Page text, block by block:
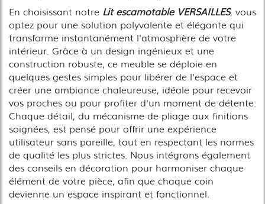
En choisissant notre Lit escamotable VERSAILLES, vous
optez pour une solution polyvalente et élégante qui
transforme instantanément l'atmosphère de votre
intérieur. Grâce à un design ingénieux et une
construction robuste, ce meuble se déploie en
quelques gestes simples pour libérer de l'espace et
créer une ambiance chaleureuse, idéale pour recevoir
vos proches ou pour profiter d'un moment de détente.
Chaque détail, du mécanisme de pliage aux finitions
soignées, est pensé pour offrir une expérience
utilisateur sans pareille, tout en respectant les normes
de qualité les plus strictes. Nous intégrons également
des conseils en décoration pour harmoniser chaque
élément de votre pièce, afin que chaque coin
devienne un espace inspirant et fonctionnel.